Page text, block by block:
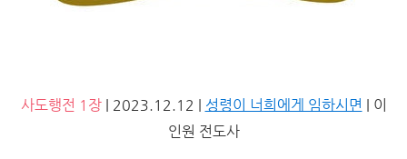
사도행전 1장| 2023.12.12 | 성령이 너희에게 임하시면 | 이
인원 전도사